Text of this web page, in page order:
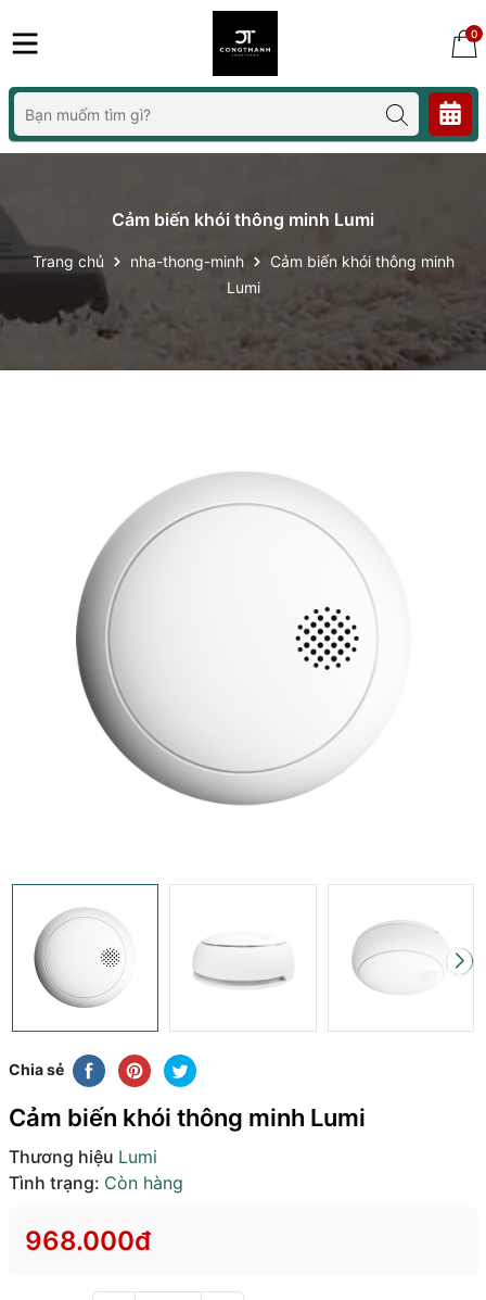
0
Cảm biến khói thông minh Lumi
Trang chủ nha-thong-minh
Cảm biến khói thông minh
Lumi
Chia sẻ
Cảm biến khói thông minh Lumi
Thương hiệu Lumi
Tình trạng: Còn hàng
968.000đ